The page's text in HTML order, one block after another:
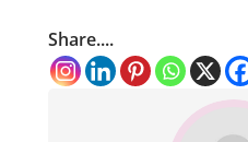
Share....